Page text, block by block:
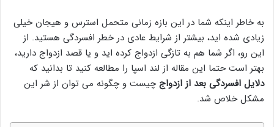
به خاطر اینکه شما در این بازه زمانی متحمل استرس و هیجان خیلی
زیادی شده اید، بیشتر از شرایط عادی در خطر افسردگی هستید. از
این رو، اگر شما هم به تازگی ازدواج کرده اید و یا قصد ازدواج دارید،
بهتر است حتما این مقاله از لند اسپا را مطالعه کنید تا بدانید که
دلایل افسردگی بعد از ازدواجچیست و چگونه می توان از شر این
مشکل خلاص شد.